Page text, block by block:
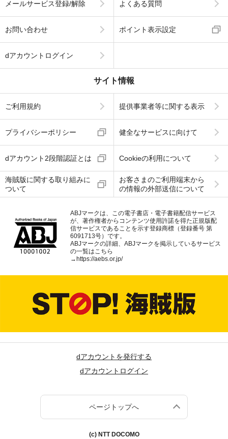
メールサービス登録/解除 よくある質問
お問い合わせ ポイント表示設定
dアカウントログイン
サイト情報
ご利用規約 提供事業者等に関する表示
プライバシーポリシー 健全なサービスに向けて
dアカウント2段階認証とは Cookieの利用について
海賊版に関する取り組みに
ついて
お客さまのご利用端末から
の情報の外部送信について
ABJマークは、この電子書店・電子書籍配信サービス
が、著作権者からコンテンツ使用許諾を得た正規版配
信サービスであることを示す登録商標（登録番号 第
6091713号）です。
ABJマークの詳細、ABJマークを掲示しているサービス
の一覧はこちら
→https://aebs.or.jp/
dアカウントを発行する
dアカウントログイン
ページトップへ
(c) NTT DOCOMO